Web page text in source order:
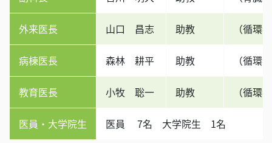
外来医長 山口 昌志 助教 （循環
病棟医長 森林 耕平 助教 （循環
教育医長 小牧 聡一 助教 （循環
医員・大学院生 医員 7名 大学院生 1名